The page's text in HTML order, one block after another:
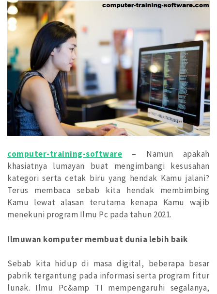
computer-training-software – Namun apakah
khasiatnya lumayan buat mengimbangi kesusahan
kategori serta cetak biru yang hendak Kamu jalani?
Terus membaca sebab kita hendak membimbing
Kamu lewat alasan terutama kenapa Kamu wajib
menekuni program Ilmu Pc pada tahun 2021.
Ilmuwan komputer membuat dunia lebih baik
Sebab kita hidup di masa digital, beberapa besar
pabrik tergantung pada informasi serta program fitur
lunak. Ilmu Pc&amp TI mempengaruhi segalanya,